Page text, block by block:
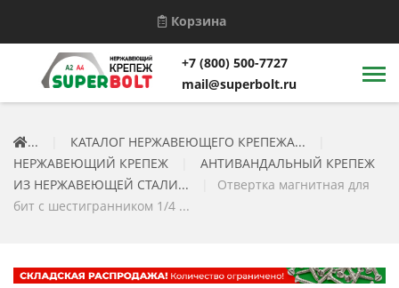
Корзина
+7 (800) 500-7727
mail@superbolt.ru
... КАТАЛОГ НЕРЖАВЕЮЩЕГО КРЕПЕЖА...
НЕРЖАВЕЮЩИЙ КРЕПЕЖ
АНТИВАНДАЛЬНЫЙ КРЕПЕЖ
ИЗ НЕРЖАВЕЮЩЕЙ СТАЛИ...
Отвертка магнитная для
бит с шестигранником 1/4 ...